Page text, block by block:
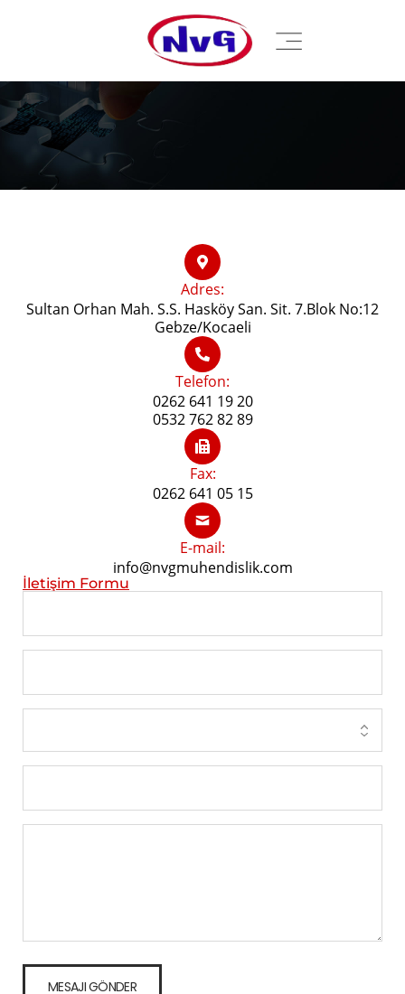
Adres:
Sultan Orhan Mah. S.S. Hasköy San. Sit. 7.Blok No:12
Gebze/Kocaeli
Telefon:
0262 641 19 20
0532 762 82 89
Fax:
0262 641 05 15
E-mail:
info@nvgmuhendislik.com
İletişim Formu